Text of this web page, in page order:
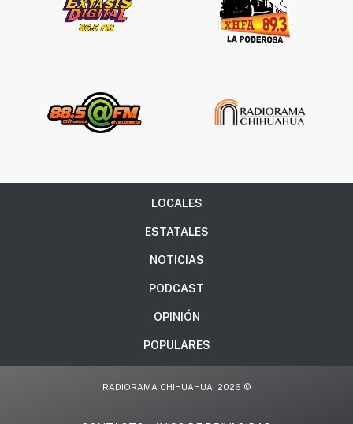
LOCALES
ESTATALES
NOTICIAS
PODCAST
OPINIÓN
POPULARES
RADIORAMA CHIHUAHUA, 2026 ©